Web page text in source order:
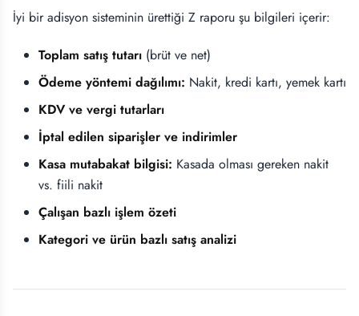
İyi bir adisyon sisteminin ürettiği Z raporu şu bilgileri içerir:
Toplam satış tutarı (brüt ve net)
Ödeme yöntemi dağılımı: Nakit, kredi kartı, yemek kartı
KDV ve vergi tutarları
İptal edilen siparişler ve indirimler
Kasa mutabakat bilgisi: Kasada olması gereken nakit
vs. fiili nakit
Çalışan bazlı işlem özeti
Kategori ve ürün bazlı satış analizi